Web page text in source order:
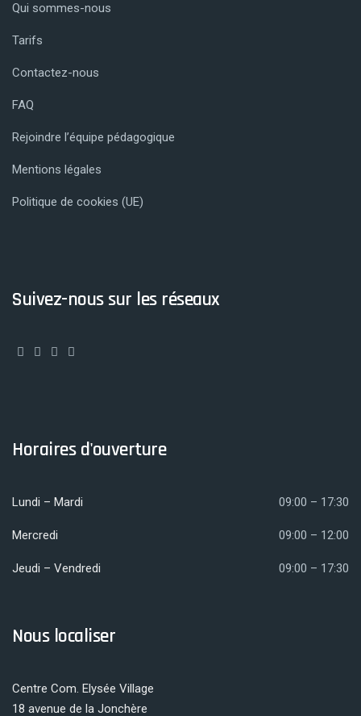
Qui sommes-nous
Tarifs
Contactez-nous
FAQ
Rejoindre l’équipe pédagogique
Mentions légales
Politique de cookies (UE)
Suivez-nous sur les réseaux
Horaires d'ouverture
Lundi – Mardi 09:00 – 17:30
Mercredi 09:00 – 12:00
Jeudi – Vendredi 09:00 – 17:30
Nous localiser
Centre Com. Elysée Village
18 avenue de la Jonchère